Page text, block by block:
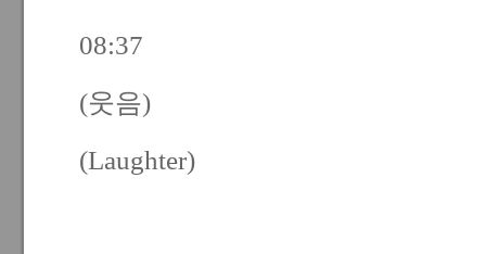
08:37
(웃음)
(Laughter)